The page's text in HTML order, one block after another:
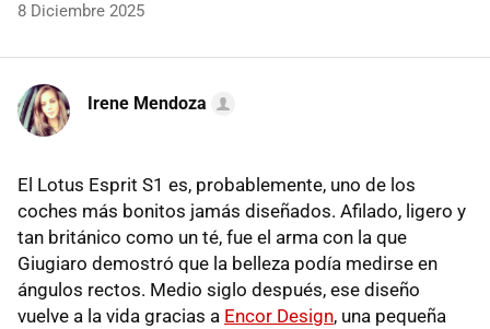
8 Diciembre 2025
Irene Mendoza
El Lotus Esprit S1 es, probablemente, uno de los
coches más bonitos jamás diseñados. Afilado, ligero y
tan británico como un té, fue el arma con la que
Giugiaro demostró que la belleza podía medirse en
ángulos rectos. Medio siglo después, ese diseño
vuelve a la vida gracias a Encor Design, una pequeña